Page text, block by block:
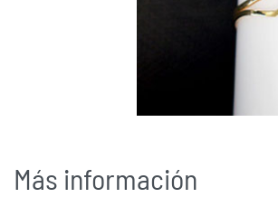
Más información